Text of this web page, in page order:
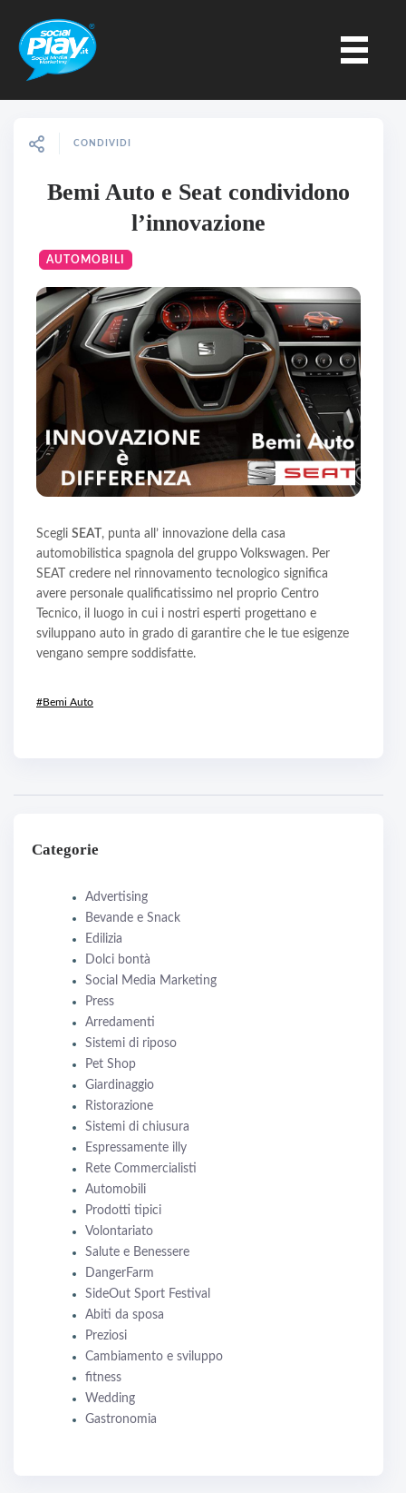
CONDIVIDI
Bemi Auto e Seat condividono
l’innovazione
AUTOMOBILI
Scegli SEAT , punta all’ innovazione della casa
automobilistica spagnola del gruppo Volkswagen. Per
SEAT credere nel rinnovamento tecnologico significa
avere personale qualificatissimo nel proprio Centro
Tecnico, il luogo in cui i nostri esperti progettano e
sviluppano auto in grado di garantire che le tue esigenze
vengano sempre soddisfatte.
#Bemi Auto
Categorie
Advertising
Bevande e Snack
Edilizia
Dolci bontà
Social Media Marketing
Press
Arredamenti
Sistemi di riposo
Pet Shop
Giardinaggio
Ristorazione
Sistemi di chiusura
Espressamente illy
Rete Commercialisti
Automobili
Prodotti tipici
Volontariato
Salute e Benessere
DangerFarm
SideOut Sport Festival
Abiti da sposa
Preziosi
Cambiamento e sviluppo
fitness
Wedding
Gastronomia